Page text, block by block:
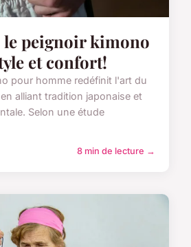
le peignoir kimono
et confort!
pour homme redéfinit l'art du
alliant tradition japonaise et
Selon une étude
8 min de lecture →